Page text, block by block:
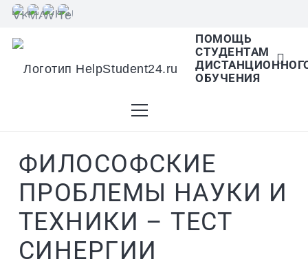
ПОМОЩЬ
СТУДЕНТАМ
ОБУЧЕНИЯ
списке найденных результатов используйте
вверх и вниз для выбора и Enter для
на нужную страницу. Если у вас
с тачскрином, используйте
ФИЛОСОФСКИЕ
ПРОБЛЕМЫ НАУКИ И
ТЕХНИКИ – ТЕСТ
СИНЕРГИИ